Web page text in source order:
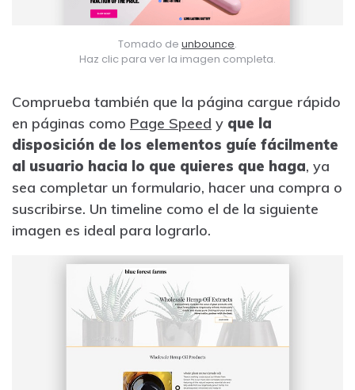
Tomado de unbounce.
Haz clic para ver la imagen completa.
Comprueba también que la página cargue rápido
en páginas como Page Speed y que la
disposición de los elementos guíe fácilmente
al usuario hacia lo que quieres que haga, ya
sea completar un formulario, hacer una compra o
suscribirse. Un timeline como el de la siguiente
imagen es ideal para lograrlo.